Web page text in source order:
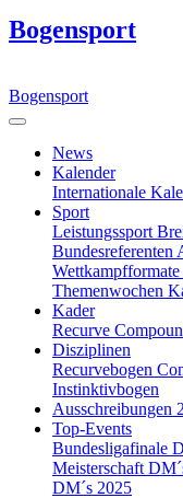
Bogensport
Bogensport
News
Kalender
Internationale
Sport
Leistungssport
Bundesreferenten
Wettkampfformate
Themenwochen
Kader
Recurve
Disziplinen
Recurvebogen
Instinktivbogen
Ausschreibungen
Top-Events
Bundesligafinale
Meisterschaft
DM´s 2025